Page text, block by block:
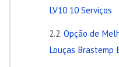
LV10 10 Serviços
Opção de
Louças Brastemp